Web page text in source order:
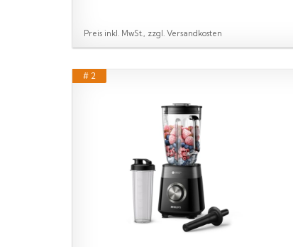
Preis inkl. MwSt., zzgl. Versandkosten
# 2